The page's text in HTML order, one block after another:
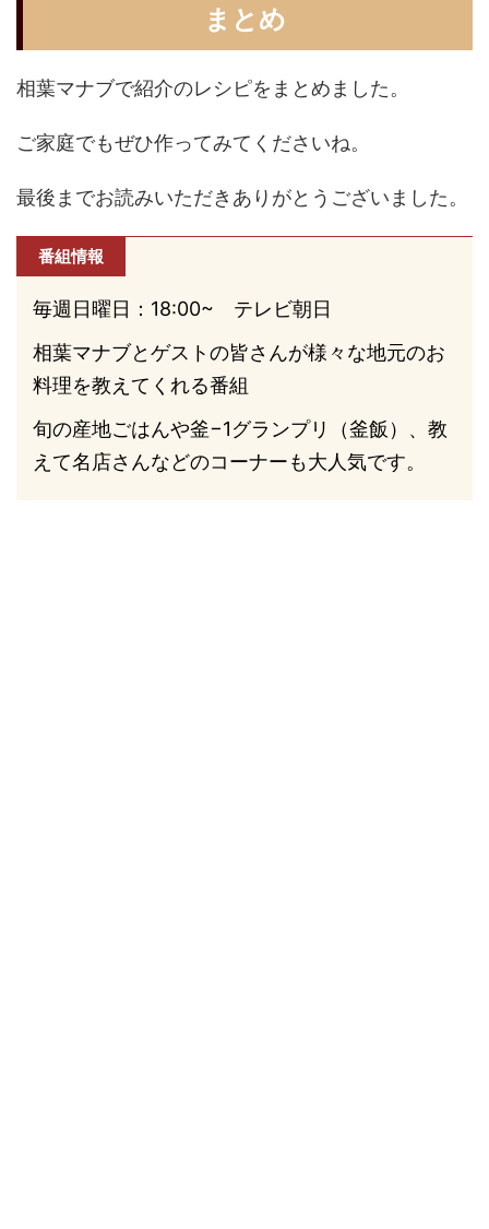
まとめ
相葉マナブで紹介のレシピをまとめました。
ご家庭でもぜひ作ってみてくださいね。
最後までお読みいただきありがとうございました。
番組情報
毎週日曜日：18:00~ テレビ朝日
相葉マナブとゲストの皆さんが様々な地元のお
料理を教えてくれる番組
旬の産地ごはんや釜−1グランプリ（釜飯）、教
えて名店さんなどのコーナーも大人気です。